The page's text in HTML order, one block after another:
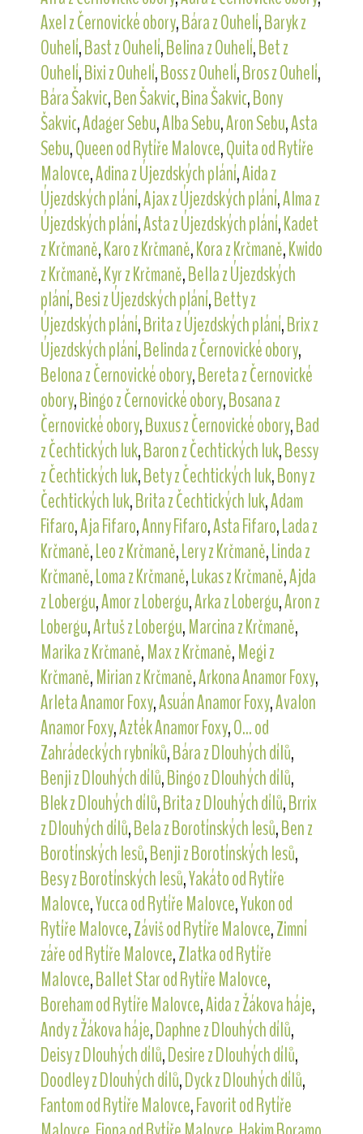
Axel z Černovické obory,Bára z Ouhelí,Baryk z
Ouhelí,Bast z Ouhelí,Belina z Ouhelí,Bet z
Ouhelí,Bixi z Ouhelí,Boss z Ouhelí,Bros z Ouhelí,
Bára Šakvic,Ben Šakvic,Bina Šakvic,Bony
Šakvic,Adager Sebu,Alba Sebu,Aron Sebu,Asta
Sebu,Queen od Rytíře Malovce,Quita od Rytíře
Malovce,Adina z Újezdských plání,Aida z
Újezdských plání,Ajax z Újezdských plání,Alma z
Újezdských plání,Asta z Újezdských plání,Kadet
z Krčmaně,Karo z Krčmaně,Kora z Krčmaně,Kwido
z Krčmaně,Kyr z Krčmaně,Bella z Újezdských
plání,Besi z Újezdských plání,Betty z
Újezdských plání,Brita z Újezdských plání,Brix z
Újezdských plání,Belinda z Černovické obory,
Belona z Černovické obory,Bereta z Černovické
obory,Bingo z Černovické obory,Bosana z
Černovické obory,Buxus z Černovické obory,Bad
z Čechtických luk,Baron z Čechtických luk,Bessy
z Čechtických luk,Bety z Čechtických luk,Bony z
Čechtických luk,Brita z Čechtických luk,Adam
Fifaro,Aja Fifaro,Anny Fifaro,Asta Fifaro,Lada z
Krčmaně,Leo z Krčmaně,Lery z Krčmaně,Linda z
Krčmaně,Loma z Krčmaně,Lukas z Krčmaně,Ajda
z Lobergu,Amor z Lobergu,Arka z Lobergu,Aron z
Lobergu,Artuš z Lobergu,Marcina z Krčmaně,
Marika z Krčmaně,Max z Krčmaně,Megi z
Krčmaně,Mirian z Krčmaně,Arkona Anamor Foxy,
Arleta Anamor Foxy,Asuán Anamor Foxy,Avalon
Anamor Foxy,Azték Anamor Foxy,O... od
Zahrádeckých rybníků,Bára z Dlouhých dílů,
Benji z Dlouhých dílů,Bingo z Dlouhých dílů,
Blek z Dlouhých dílů,Brita z Dlouhých dílů,Brrix
z Dlouhých dílů,Bela z Borotínských lesů,Ben z
Borotínských lesů,Benji z Borotínských lesů,
Besy z Borotínských lesů,Yakáto od Rytíře
Malovce,Yucca od Rytíře Malovce,Yukon od
Rytíře Malovce,Záviš od Rytíře Malovce,Zimní
záře od Rytíře Malovce,Zlatka od Rytíře
Malovce,Ballet Star od Rytíře Malovce,
Boreham od Rytíře Malovce,Aida z Žákova háje,
Andy z Žákova háje,Daphne z Dlouhých dílů,
Deisy z Dlouhých dílů,Desire z Dlouhých dílů,
Doodley z Dlouhých dílů,Dyck z Dlouhých dílů,
Fantom od Rytíře Malovce,Favorit od Rytíře